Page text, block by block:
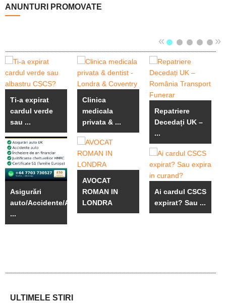
ANUNTURI PROMOVATE
« »
Ti-a expirat
cardul verde
sau ...
Asigurări
auto/Accidente/An
...
Clinica
medicala
privata & ...
AVOCAT
ROMAN IN
LONDRA
Repatriere
Decedați UK –
...
Ai cardul CSCS
expirat? Sau ...
ULTIMELE STIRI